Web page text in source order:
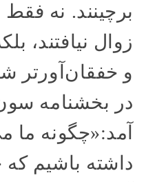
برچینند. نه
زوال نیافتند،
و خفقان‌آورتر
در بخشنامه
آمد:«چگونه ما
داشته باشیم که